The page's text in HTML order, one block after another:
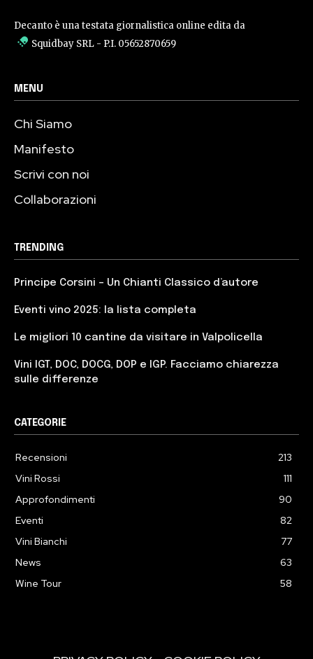
Decanto è una testata giornalistica online edita da
Squidbay SRL - P.I. 05652870659
MENU
Chi Siamo
Manifesto
Scrivi con noi
Collaborazioni
TRENDING
Principe Corsini – Un Chianti Classico d’autore
Eventi vino 2025: la lista completa
Le migliori 10 cantine da visitare in Valpolicella
Vini IGT, DOC, DOCG, DOP e IGP. Facciamo chiarezza
sulle differenze
CATEGORIE
Recensioni
213
Vini Rossi
111
Approfondimenti
90
Eventi
82
Vini Bianchi
77
News
63
Wine Tour
58